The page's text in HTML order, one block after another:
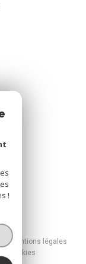
Mentions légales
Cookies
!